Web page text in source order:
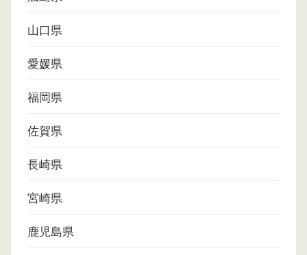
山口県
愛媛県
福岡県
佐賀県
長崎県
宮崎県
鹿児島県